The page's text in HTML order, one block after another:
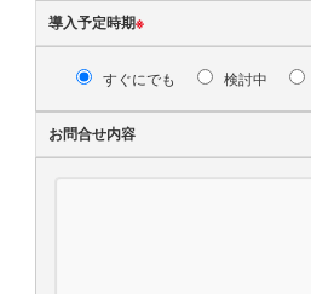
導入予定時期※
すぐにでも 検討中
お問合せ内容